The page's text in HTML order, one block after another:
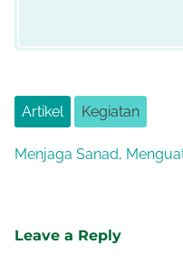
Artikel Kegiatan
Menjaga Sanad,
Leave a Reply